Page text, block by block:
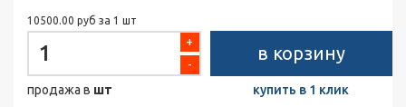
10500.00 руб за 1 шт
-
+
продажа в шт
в корзину
купить в 1 клик